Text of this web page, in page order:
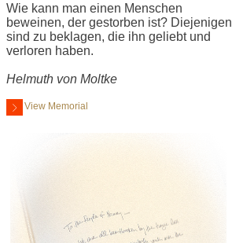
Wie kann man einen Menschen
beweinen, der gestorben ist? Diejenigen
sind zu beklagen, die ihn geliebt und
verloren haben.
Helmuth von Moltke
View Memorial